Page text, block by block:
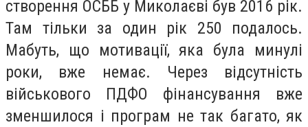
створення ОСББ у Миколаєві був 2016 рік.
Там тільки за один рік 250 подалось.
Мабуть, що мотивації, яка була минулі
роки, вже немає. Через відсутність
військового ПДФО фінансування вже
зменшилося і програм не так багато, як